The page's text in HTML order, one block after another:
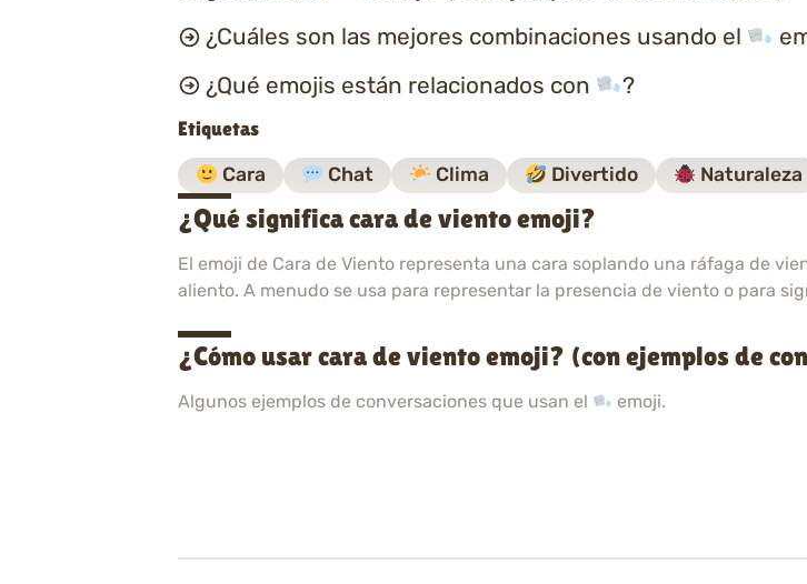
¿Cuáles son las mejores combinaciones usando el
¿Qué emojis están relacionados con
?
Etiquetas
Cara Chat Clima Divertido Naturaleza
¿Qué significa cara de viento emoji?
El emoji de Cara de Viento representa una cara soplando una ráfaga de
aliento. A menudo se usa para representar la presencia de viento o para
¿Cómo usar cara de viento emoji? (con ejemplos de
Algunos ejemplos de conversaciones que usan el emoji.